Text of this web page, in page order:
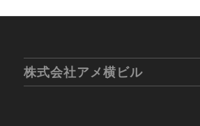
株式会社アメ横ビル